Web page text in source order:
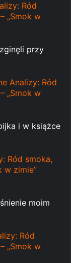
Ród
„Smok w
przy
Analizy: Ród
„Smok w
i w książce
Ród smoka,
w zimie”
moim
Ród
„Smok w